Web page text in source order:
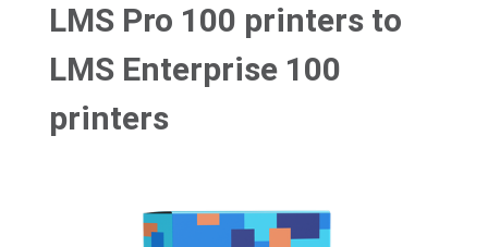
LMS Pro 100 printers to
LMS Enterprise 100
printers